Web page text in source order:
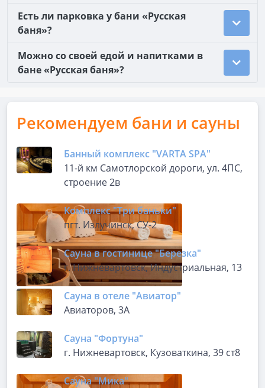
Есть ли парковка у бани «Русская
баня»?
Можно со своей едой и напитками в
бане «Русская баня»?
Рекомендуем бани и сауны
Банный комплекс "VARTA SPA"
11-й км Самотлорской дороги, ул. 4ПС,
строение 2в
Комплекс "Три баньки"
пгт. Излучинск, СУ-2
Сауна в гостинице "Березка"
г. Нижневартовск, Индустриальная, 13
Сауна в отеле "Авиатор"
Авиаторов, 3А
Сауна "Фортуна"
г. Нижневартовск, Кузоваткина, 39 ст8
Сауна "Мика"